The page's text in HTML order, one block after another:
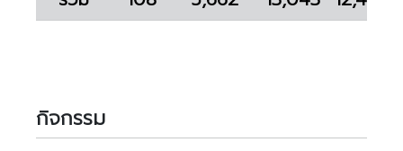
กิจกรรม